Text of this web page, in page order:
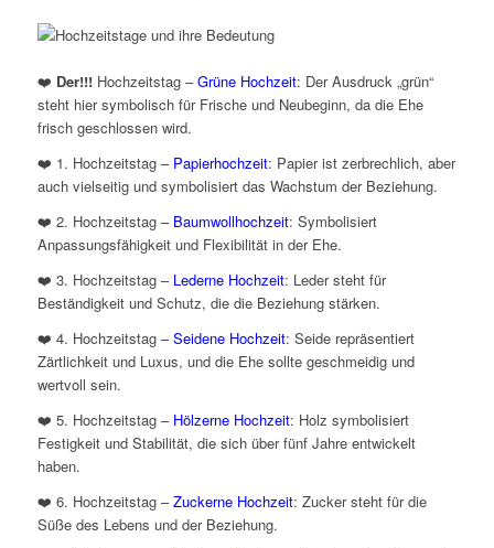
❤️ Der!!!Hochzeitstag –Grüne Hochzeit: Der Ausdruck „grün“
steht hier symbolisch für Frische und Neubeginn, da die Ehe
frisch geschlossen wird.
❤️ 1. Hochzeitstag – Papierhochzeit: Papier ist zerbrechlich, aber
auch vielseitig und symbolisiert das Wachstum der Beziehung.
❤️ 2. Hochzeitstag – Baumwollhochzeit: Symbolisiert
Anpassungsfähigkeit und Flexibilität in der Ehe.
❤️ 3. Hochzeitstag – Lederne Hochzeit: Leder steht für
Beständigkeit und Schutz, die die Beziehung stärken.
❤️ 4. Hochzeitstag –Seidene Hochzeit: Seide repräsentiert
Zärtlichkeit und Luxus, und die Ehe sollte geschmeidig und
wertvoll sein.
❤️ 5. Hochzeitstag – Hölzerne Hochzeit: Holz symbolisiert
Festigkeit und Stabilität, die sich über fünf Jahre entwickelt
haben.
❤️ 6. Hochzeitstag –Zuckerne Hochzeit: Zucker steht für die
Süße des Lebens und der Beziehung.